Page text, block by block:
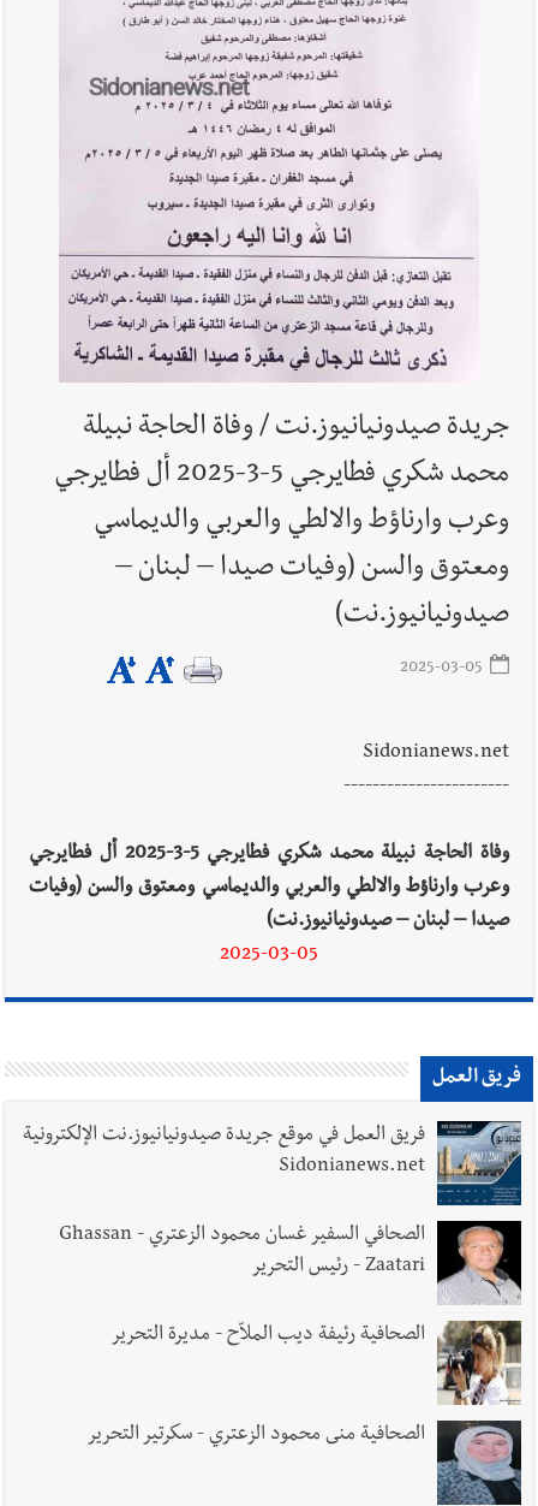
الطقس غدا صيفي معتاد والحرارة ضمن معدلاتها
إنفجار مرفأ أم إنفجار دولة؟... كيف نحمي لبنان؟
أخبار لبنان
راتب النائب من 3 آلاف إلى 5 آلاف دولار شهرياً...
فكيف أقرّت الزيادة؟
أخبار لبنان مواجهة مؤجّلة لنزاع طويل
أخبار لبنان اجتماعات روما : هذا ما أكدته مصادر مواكبة
للمفاوضات ... أيّ نتائج حاسمة؟
العالم العربي
يبقى الشعب الفلسطيني يعيش كل هذا الألم؟ وإلى متى تستمر هذه
المعاناة التي تمزق القلوب والضمائر؟
أخبار العالم الرئيس الأميركي ترامب يحذّر إيران من ضربة قوية...
وإعلام إيراني: الاتّفاق مع عُمان مؤجّل ما دامت التهديدات مستمرّة
أخبار صيدا
مؤسسة مياه لبنان الجنوبي : انخفاض التغذية بالمياه
في صيدا نتيجة الانقطاع المتكرر لخط الخدمات الكهربائي
جريدة صيدونيانيوز.نت / وفاة الحاجة نبيلة
محمد شكري فطايرجي 5-3-2025 أل فطايرجي
وعرب وارناؤط والالطي والعربي والديماسي
ومعتوق والسن (وفيات صيدا – لبنان –
صيدونيانيوز.نت)
Sidonianews.net
-----------------------
وفاة الحاجة نبيلة محمد شكري فطايرجي 5-3-2025 أل فطايرجي
وعرب وارناؤط والالطي والعربي والديماسي ومعتوق والسن (وفيات
صيدا – لبنان – صيدونيانيوز.نت)
2025-03-05
فريق العمل
فريق العمل في موقع جريدة صيدونيانيوز.نت الإلكترونية
Sidonianews.net
الصحافي السفير غسان محمود الزعتري - Ghassan
Zaatari - رئيس التحرير
الصحافية رئيفة ديب الملاّح - مديرة التحرير
الصحافية منى محمود الزعتري - سكرتير التحرير